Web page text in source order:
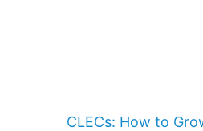
CLECs: How to